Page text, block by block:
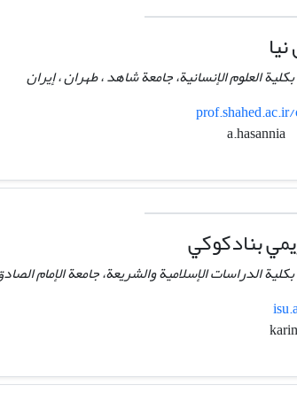
العلوم الإنسانیة، جامعة شاهد ، طهران ، إيران
بنادکوکي
الدراسات الإسلامية والشریعة، جامعة الإمام